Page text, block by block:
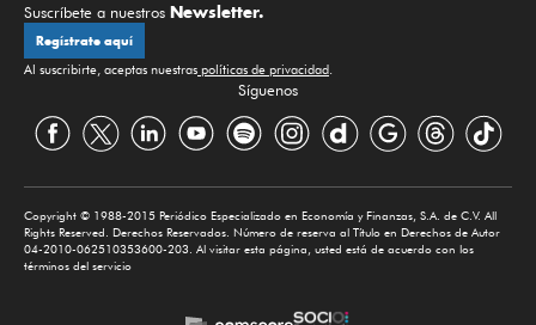
Suscríbete a nuestros Newsletter.
Regístrate aquí
Al suscribirte, aceptas nuestras políticas de privacidad.
Síguenos
Copyright © 1988-2015 Periódico Especializado en Economía y Finanzas, S.A. de C.V. All
Rights Reserved. Derechos Reservados. Número de reserva al Título en Derechos de Autor
04-2010-062510353600-203. Al visitar esta página, usted está de acuerdo con los
términos del servicio